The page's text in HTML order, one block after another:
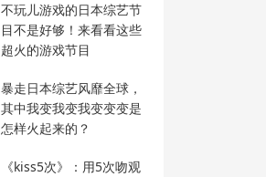
不玩儿游戏的日本综艺节
目不是好够！来看看这些
超火的游戏节目
暴走日本综艺风靡全球，
其中我变我变我变变变是
怎样火起来的？
《kiss5次》：用5次吻观